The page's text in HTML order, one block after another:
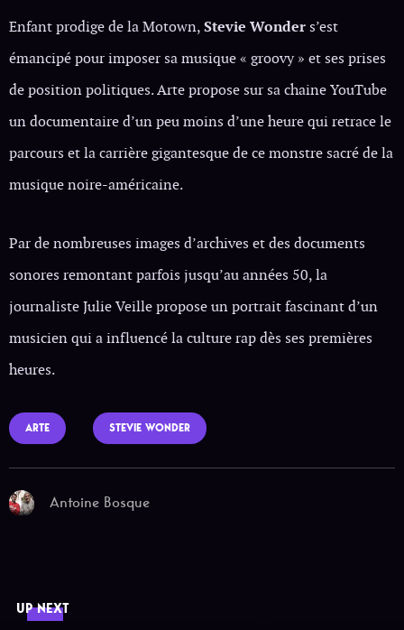
Enfant prodige de la Motown,Stevie Wonder s’est
émancipé pour imposer sa musique « groovy » et ses prises
de position politiques. Arte propose sur sa chaine YouTube
un documentaire d’un peu moins d’une heure qui retrace le
parcours et la carrière gigantesque de ce monstre sacré de la
musique noire-américaine.
Par de nombreuses images d’archives et des documents
sonores remontant parfois jusqu’au années 50, la
journaliste Julie Veille propose un portrait fascinant d’un
musicien qui a influencé la culture rap dès ses premières
heures.
ARTE STEVIE WONDER
Antoine Bosque
UP NEXT